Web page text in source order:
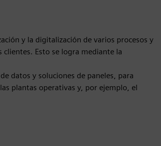
y la digitalización de varios procesos y
Esto se logra mediante la
datos y soluciones de paneles, para
plantas operativas y, por ejemplo, el